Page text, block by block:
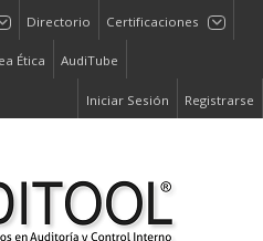
Directorio Certificaciones
Ética AudiTube
Iniciar Sesión Registrarse